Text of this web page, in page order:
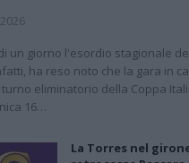
un giorno l'esordio stagionale
ha reso noto che la gara in
eliminatorio della Coppa
16…
La Torres nel